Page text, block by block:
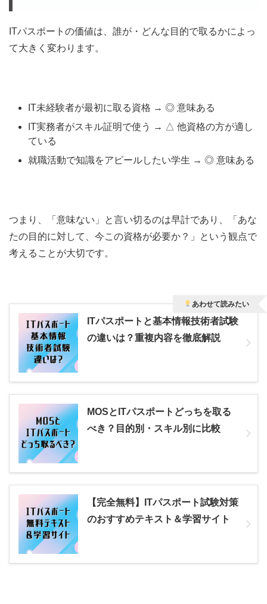
ITパスポートの価値は、誰が・どんな目的で取るかによっ
て大きく変わります。
IT未経験者が最初に取る資格 → ◎ 意味ある
IT実務者がスキル証明で使う → △ 他資格の方が適し
ている
就職活動で知識をアピールしたい学生 → ◎ 意味ある
つまり、「意味ない」と言い切るのは早計であり、「あな
たの目的に対して、今この資格が必要か？」という観点で
考えることが大切です。
ITパスポートと基本情報技術者試験
の違いは？重複内容を徹底解説
あわせて読みたい
MOSとITパスポートどっちを取る
べき？目的別・スキル別に比較
【完全無料】ITパスポート試験対策
のおすすめテキスト＆学習サイト